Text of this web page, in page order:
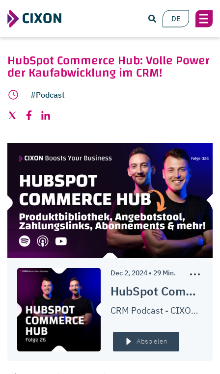
DE
HubSpot Commerce Hub: Volle Power
der Kaufabwicklung im CRM!
#Podcast
Dec 2, 2024 • 29 Min.
HubSpot Commerce Hub: Die volle Power der Kaufabwicklung direkt im CRM?! | Produktbibliothek, Angebotstool, Zahlungslinks, Abonnements & mehr | Ep. #026
CRM Podcast - CIXON Boosts Your Business
Abspielen